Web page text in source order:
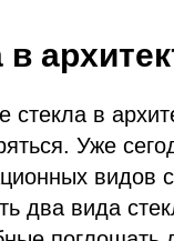
в
Уже
два вида